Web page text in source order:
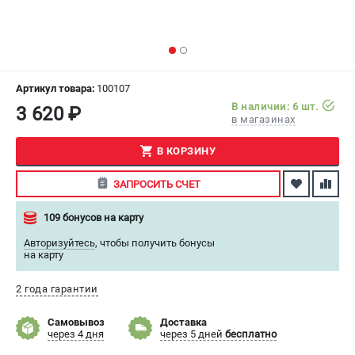
СЕРВИС
МАГАЗИНЫ
ПОДДЕРЖКА
Сервисный центр
Как нас найти
ИНФОРМАЦИЯ
Юридическая информация
Пользовательское соглашение
Артикул товара: 100107
3 620 ₽
В наличии: 6 шт.
в магазинах
В КОРЗИНУ
ЗАПРОСИТЬ СЧЕТ
109 бонусов на карту
Авторизуйтесь, чтобы получить бонусы
на карту
2 года гарантии
Самовывоз
через 4 дня
Доставка
через 5 дней бесплатно